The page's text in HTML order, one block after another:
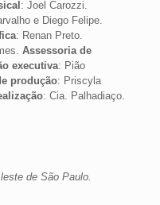
: Joel Carozzi.
e Diego Felipe.
: Renan Preto.
Assessoria de
executiva: Pião
produção: Priscyla
: Cia. Palhadiaço.
de São Paulo.